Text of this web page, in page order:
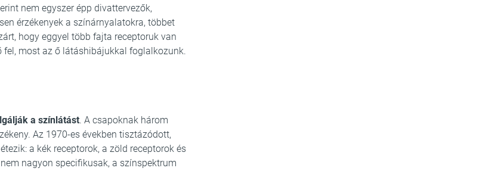
nem egyszer épp divattervezők,
érzékenyek a színárnyalatokra, többet
hogy eggyel több fajta receptoruk van
most az ő látáshibájukkal foglalkozunk.
a színlátást. A csapoknak három
Az 1970-es években tisztázódott,
a kék receptorok, a zöld receptorok és
nagyon specifikusak, a színspektrum